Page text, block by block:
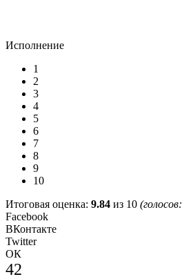
Исполнение
1
2
3
4
5
6
7
8
9
10
Итоговая оценка: 9.84 из 10 (голосов:
Facebook
ВКонтакте
Twitter
ОК
42